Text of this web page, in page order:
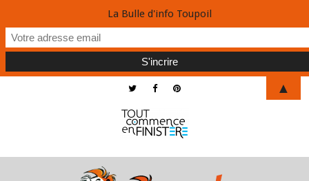
La Bulle d'info Toupoil
▲